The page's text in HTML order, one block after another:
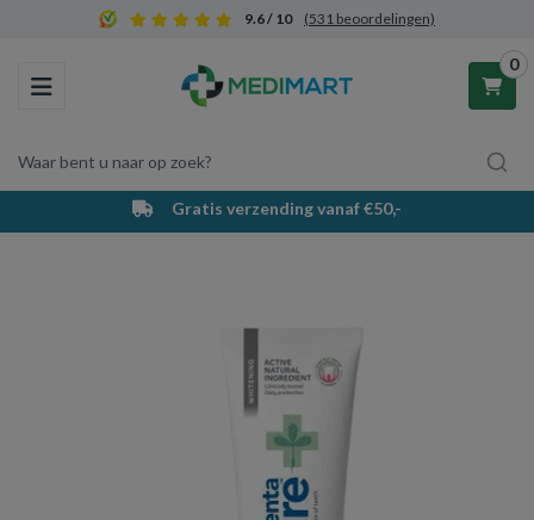
9.6 / 10 (531 beoordelingen)
Toggle navigation
Waar bent u naar op zoek?
0
Winkelwagen
Uw winkelwagen is leeg.
Vul hem met producten.
Gratis verzending vanaf €50,-